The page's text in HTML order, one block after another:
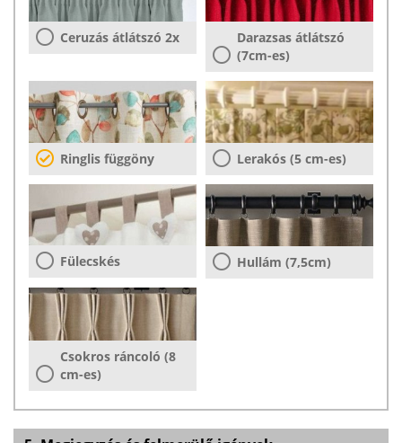
Ceruzás átlátszó 2x
Darazsas átlátszó
(7cm-es)
Ringlis függöny Lerakós (5 cm-es)
Fülecskés Hullám (7,5cm)
Csokros ráncoló (8
cm-es)